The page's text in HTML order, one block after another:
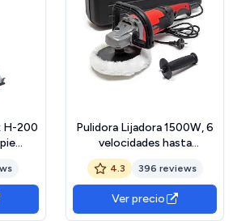
H-200
2
Pulidora Lijadora 1500W, 6
velocidades hasta
3000rpm, set de lijadora
rotativa
4.3 396 reviews
Ver precio